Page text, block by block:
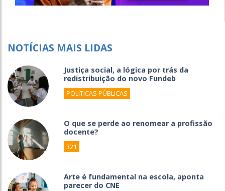
NOTÍCIAS MAIS LIDAS
Justiça social, a lógica por trás da
redistribuição do novo Fundeb
POLÍTICAS PÚBLICAS
O que se perde ao renomear a profissão
docente?
321
Arte é fundamental na escola, aponta
parecer do CNE